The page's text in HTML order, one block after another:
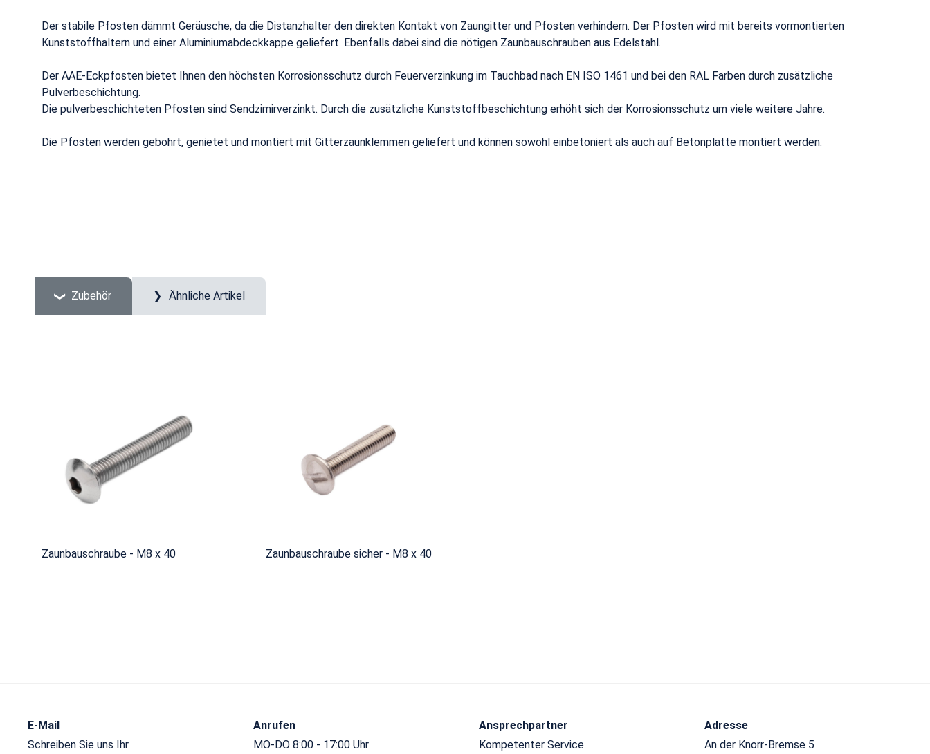
Der stabile Pfosten dämmt Geräusche, da die Distanzhalter den direkten Kontakt von Zaungitter und Pfosten verhindern. Der Pfosten wird mit bereits vormontierten
Kunststoffhaltern und einer Aluminiumabdeckkappe geliefert. Ebenfalls dabei sind die nötigen Zaunbauschrauben aus Edelstahl.
Der AAE-Eckpfosten bietet Ihnen den höchsten Korrosionsschutz durch Feuerverzinkung im Tauchbad nach EN ISO 1461 und bei den RAL Farben durch zusätzliche
Pulverbeschichtung.
Die pulverbeschichteten Pfosten sind Sendzimirverzinkt. Durch die zusätzliche Kunststoffbeschichtung erhöht sich der Korrosionsschutz um viele weitere Jahre.
Die Pfosten werden gebohrt, genietet und montiert mit Gitterzaunklemmen geliefert und können sowohl einbetoniert als auch auf Betonplatte montiert werden.
Zubehör Ähnliche Artikel
Zaunbauschraube - M8 x 40 Zaunbauschraube sicher - M8 x 40
E-Mail
Schreiben Sie uns Ihr
Anrufen
MO-DO 8:00 - 17:00 Uhr
Ansprechpartner
Kompetenter Service
Adresse
An der Knorr-Bremse 5